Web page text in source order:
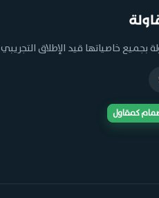
بجميع خاصياتها قيد الإطلاق التجريبي
كمقاول